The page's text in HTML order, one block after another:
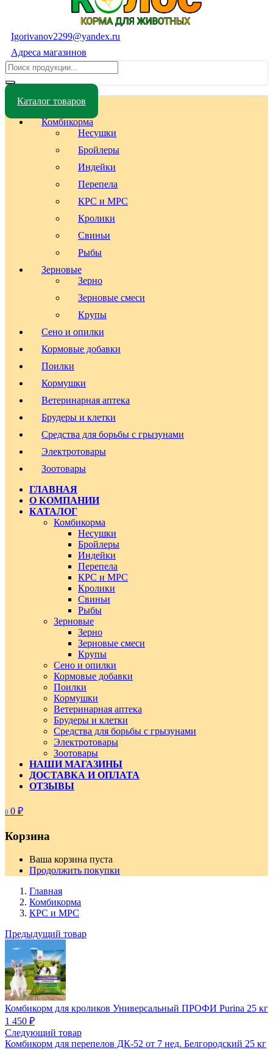
Igorivanov2299@yandex.ru
Адреса магазинов
Каталог товаров
Комбикорма
Несушки
Бройлеры
Индейки
Перепела
КРС и МРС
Кролики
Свиньи
Рыбы
Зерновые
Зерно
Зерновые смеси
Крупы
Сено и опилки
Кормовые добавки
Поилки
Кормушки
Ветеринарная аптека
Брудеры и клетки
Средства для борьбы с грызунами
Электротовары
Зоотовары
ГЛАВНАЯ
О КОМПАНИИ
КАТАЛОГ
Комбикорма
Несушки
Бройлеры
Индейки
Перепела
КРС и МРС
Кролики
Свиньи
Рыбы
Зерновые
Зерно
Зерновые смеси
Крупы
Сено и опилки
Кормовые добавки
Поилки
Кормушки
Ветеринарная аптека
Брудеры и клетки
Средства для борьбы с грызунами
Электротовары
Зоотовары
НАШИ МАГАЗИНЫ
ДОСТАВКА И ОПЛАТА
ОТЗЫВЫ
0 0 ₽
Корзина
Ваша корзина пуста
Продолжить покупки
Главная
Комбикорма
КРС и МРС
Предыдущий товар
Комбикорм для кроликов Универсальный ПРОФИ Purina 25 кг
1 450 ₽
Следующий товар
Комбикорм для перепелов ДК-52 от 7 нед. Белгородский 25 кг